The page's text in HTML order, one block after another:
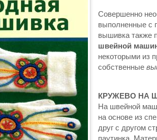
Совершенно
выполненные с
вышивка также
швейной
некоторыми из
собственные
КРУЖЕВО НА
На швейной
на основе из
друг с другом
паутинка.